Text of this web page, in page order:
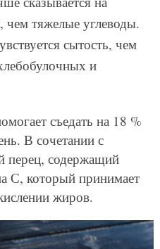
чем тяжелые углеводы.
сытость, чем
и
съедать на 18 %
В сочетании с
перец, содержащий
С, который принимает
жиров.